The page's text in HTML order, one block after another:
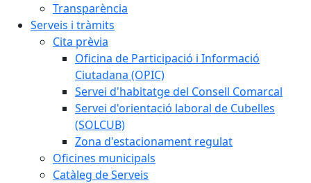
Transparència
Serveis i tràmits
Cita prèvia
Oficina de Participació i Informació
Ciutadana (OPIC)
Servei d'habitatge del Consell Comarcal
Servei d'orientació laboral de Cubelles
(SOLCUB)
Zona d'estacionament regulat
Oficines municipals
Catàleg de Serveis